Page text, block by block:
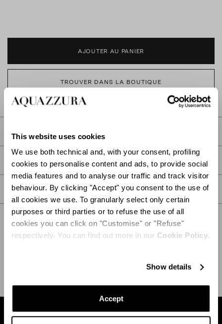
This website uses cookies
We use both technical and, with your consent, profiling
cookies to personalise content and ads, to provide social
media features and to analyse our traffic and track visitor
behaviour. By clicking "Accept" you consent to the use of
all cookies we use. To granularly select only certain
purposes or third parties or to refuse the use of all
cookies you can click on "Customise" or "Refuse"
respectively. You can find out more in our Cookie Policy.
Show details
Accept
AJOUTER AU PANIER
TROUVER DANS LA BOUTIQUE
DÉTAIL
SOIN